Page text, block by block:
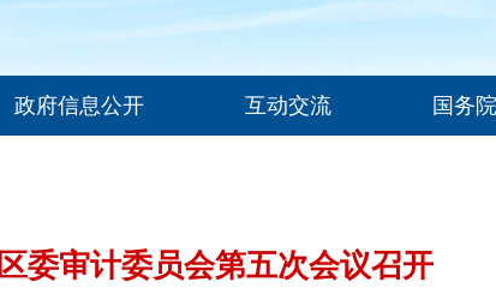
政府信息公开 互动交流 国务
委审计委员会第五次会议召开